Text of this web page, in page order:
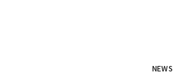
NEWS